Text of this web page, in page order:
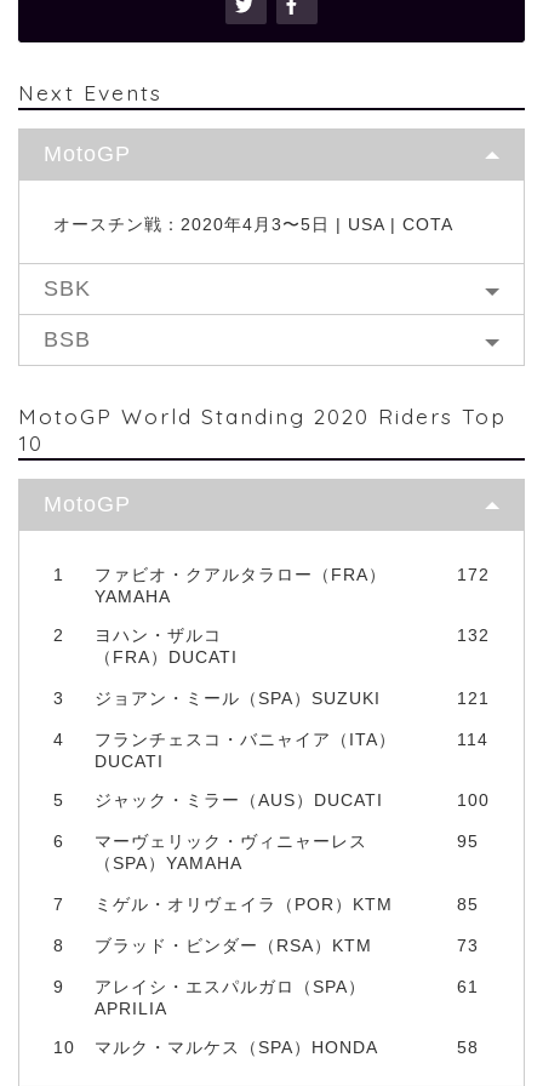
Next Events
MotoGP
オースチン戦：2020年4月3〜5日 | USA | COTA
SBK
BSB
MotoGP World Standing 2020 Riders Top
10
MotoGP
1
ファビオ・クアルタラロー（FRA）
YAMAHA
172
2
ヨハン・ザルコ
（FRA）DUCATI
132
3 ジョアン・ミール（SPA）SUZUKI 121
4
フランチェスコ・バニャイア（ITA）
DUCATI
114
5 ジャック・ミラー（AUS）DUCATI 100
6
マーヴェリック・ヴィニャーレス
（SPA）YAMAHA
95
7 ミゲル・オリヴェイラ（POR）KTM 85
8 ブラッド・ビンダー（RSA）KTM 73
9
アレイシ・エスパルガロ（SPA）
APRILIA
61
10 マルク・マルケス（SPA）HONDA 58